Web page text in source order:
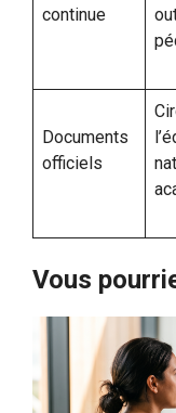
continue
Documents
officiels
Vous